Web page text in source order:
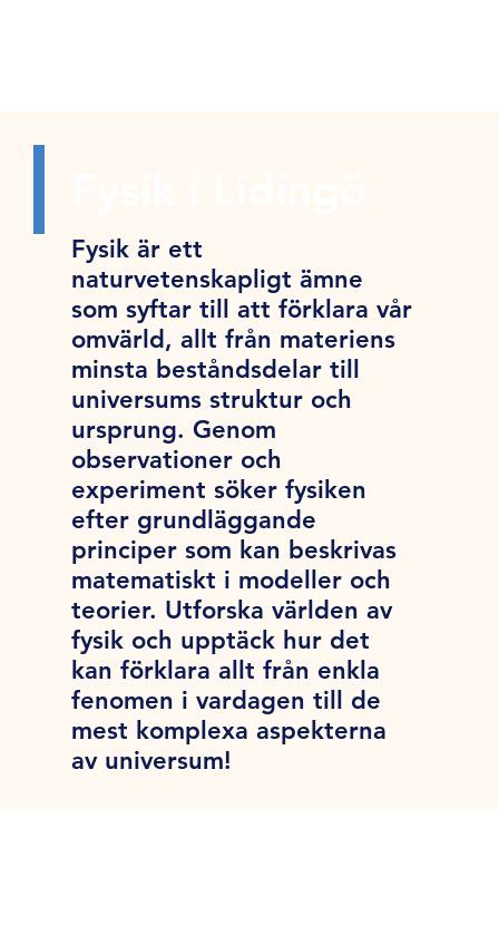
Fysik är ett
naturvetenskapligt ämne
som syftar till att förklara vår
omvärld, allt från materiens
minsta beståndsdelar till
universums struktur och
ursprung. Genom
observationer och
experiment söker fysiken
efter grundläggande
principer som kan beskrivas
matematiskt i modeller och
teorier. Utforska världen av
fysik och upptäck hur det
kan förklara allt från enkla
fenomen i vardagen till de
mest komplexa aspekterna
av universum!